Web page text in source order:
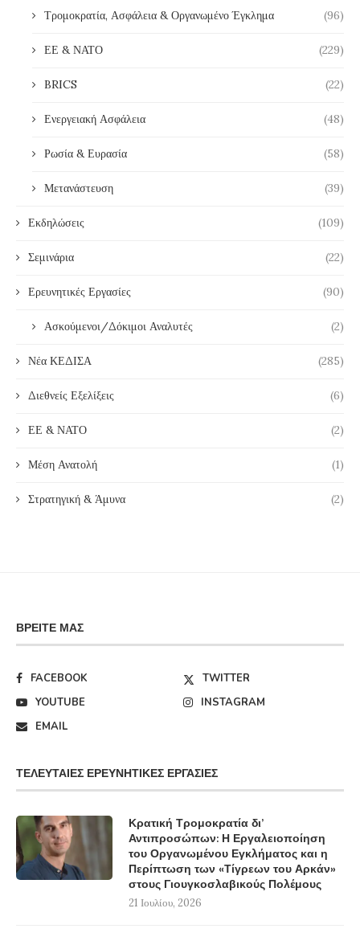
Τρομοκρατία, Ασφάλεια & Οργανωμένο Έγκλημα (96)
ΕΕ & ΝΑΤΟ (229)
BRICS (22)
Ενεργειακή Ασφάλεια (48)
Ρωσία & Ευρασία (58)
Μετανάστευση (39)
Εκδηλώσεις (109)
Σεμινάρια (22)
Ερευνητικές Εργασίες (90)
Ασκούμενοι/Δόκιμοι Αναλυτές (2)
Νέα ΚΕΔΙΣΑ (285)
Διεθνείς Εξελίξεις (6)
ΕΕ & ΝΑΤΟ (2)
Μέση Ανατολή (1)
Στρατηγική & Άμυνα (2)
ΒΡΕΊΤΕ ΜΑΣ
FACEBOOK
TWITTER
YOUTUBE
INSTAGRAM
EMAIL
ΤΕΛΕΥΤΑΊΕΣ ΕΡΕΥΝΗΤΙΚΈΣ ΕΡΓΑΣΊΕΣ
Κρατική Τρομοκρατία δι’
Αντιπροσώπων: Η Εργαλειοποίηση
του Οργανωμένου Εγκλήματος και η
Περίπτωση των «Τίγρεων του Αρκάν»
στους Γιουγκοσλαβικούς Πολέμους
21 Ιουλίου, 2026